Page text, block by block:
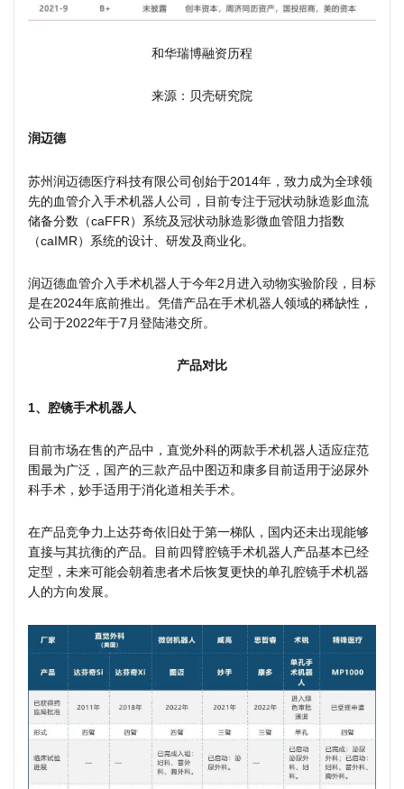
和华瑞博融资历程
来源：贝壳研究院
润迈德
苏州润迈德医疗科技有限公司创始于2014年，致力成为全球领
先的血管介入手术机器人公司，目前专注于冠状动脉造影血流
储备分数（caFFR）系统及冠状动脉造影微血管阻力指数
（caIMR）系统的设计、研发及商业化。
润迈德血管介入手术机器人于今年2月进入动物实验阶段，目标
是在2024年底前推出。凭借产品在手术机器人领域的稀缺性，
公司于2022年于7月登陆港交所。
产品对比
1、腔镜手术机器人
目前市场在售的产品中，直觉外科的两款手术机器人适应症范
围最为广泛，国产的三款产品中图迈和康多目前适用于泌尿外
科手术，妙手适用于消化道相关手术。
在产品竞争力上达芬奇依旧处于第一梯队，国内还未出现能够
直接与其抗衡的产品。目前四臂腔镜手术机器人产品基本已经
定型，未来可能会朝着患者术后恢复更快的单孔腔镜手术机器
人的方向发展。